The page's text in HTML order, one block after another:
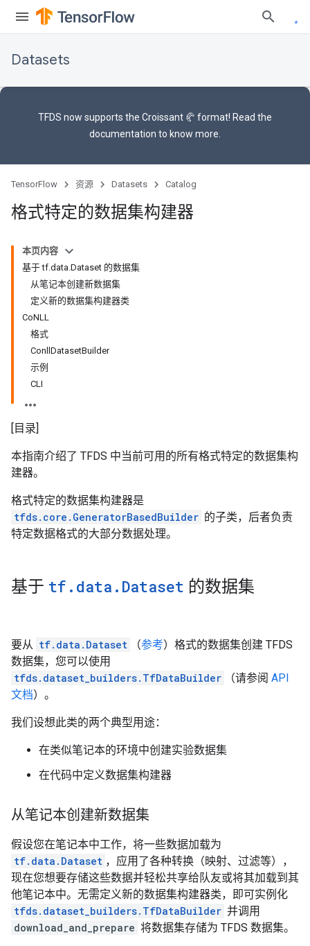
Datasets
TFDS now supports the Croissant 🥐 format! Read the
documentation to know more.
TensorFlow 资源 Datasets Catalog
格式特定的数据集构建器
本页内容
基于 tf.data.Dataset 的数据集
从笔记本创建新数据集
定义新的数据集构建器类
CoNLL
格式
ConllDatasetBuilder
示例
CLI
[目录]
本指南介绍了 TFDS 中当前可用的所有格式特定的数据集构
建器。
格式特定的数据集构建器是
tfds.core.GeneratorBasedBuilder 的子类，后者负责
特定数据格式的大部分数据处理。
基于 tf . data . Dataset 的数据集
要从 tf.data.Dataset （参考）格式的数据集创建 TFDS
数据集，您可以使用
tfds.dataset_builders.TfDataBuilder
（请参阅 API
文档）。
我们设想此类的两个典型用途：
在类似笔记本的环境中创建实验数据集
在代码中定义数据集构建器
从笔记本创建新数据集
假设您在笔记本中工作，将一些数据加载为
tf.data.Dataset ，应用了各种转换（映射、过滤等），
现在您想要存储这些数据并轻松共享给队友或将其加载到其
他笔记本中。无需定义新的数据集构建器类，即可实例化
tfds.dataset_builders.TfDataBuilder 并调用
download_and_prepare 将数据集存储为 TFDS 数据集。